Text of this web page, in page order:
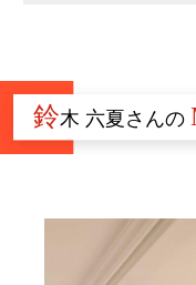
鈴木 六夏さんの